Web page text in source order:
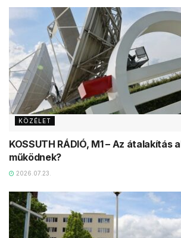
KÖZÉLET
KOSSUTH RÁDIÓ, M1 – Az
működnek?
2026.07.23.